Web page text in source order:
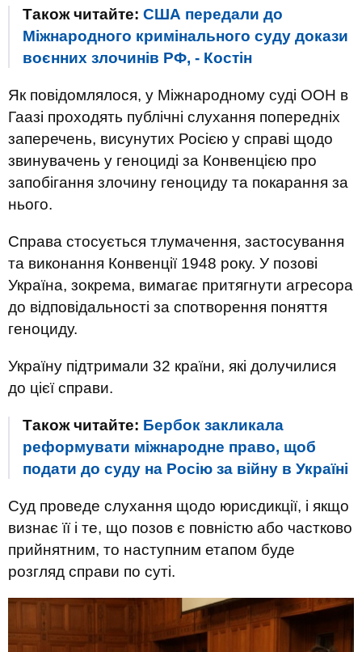
Також читайте: США передали до
Міжнародного кримінального суду докази
воєнних злочинів РФ, - Костін
Як повідомлялося, у Міжнародному суді ООН в
Гаазі проходять публічні слухання попередніх
заперечень, висунутих Росією у справі щодо
звинувачень у геноциді за Конвенцією про
запобігання злочину геноциду та покарання за
нього.
Справа стосується тлумачення, застосування
та виконання Конвенції 1948 року. У позові
Україна, зокрема, вимагає притягнути агресора
до відповідальності за спотворення поняття
геноциду.
Україну підтримали 32 країни, які долучилися
до цієї справи.
Також читайте: Бербок закликала
реформувати міжнародне право, щоб
подати до суду на Росію за війну в Україні
Суд проведе слухання щодо юрисдикції, і якщо
визнає її і те, що позов є повністю або частково
прийнятним, то наступним етапом буде
розгляд справи по суті.